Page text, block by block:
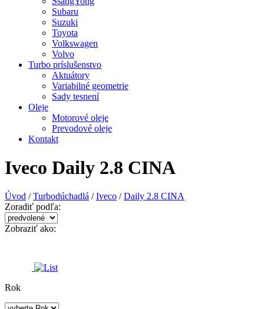
Subaru
Suzuki
Toyota
Volkswagen
Volvo
Turbo príslušenstvo
Aktuátory
Variabilné geometrie
Sady tesnení
Oleje
Motorové oleje
Prevodové oleje
Kontakt
Iveco Daily 2.8 CINA
Úvod / Turbodúchadlá / Iveco / Daily 2.8 CINA
Zoradiť podľa:
Zobraziť ako:
Rok